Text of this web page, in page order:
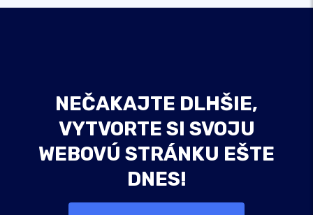
NEČAKAJTE DLHŠIE,
VYTVORTE SI SVOJU
WEBOVÚ STRÁNKU EŠTE
DNES!